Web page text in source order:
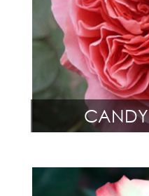
CANDY